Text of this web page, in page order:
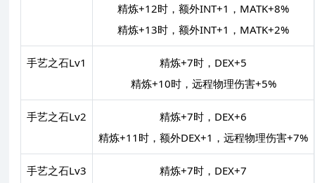
精炼+12时，额外INT+1，MATK+8%
精炼+13时，额外INT+1，MATK+2%
手艺之石Lv1
精炼+7时，DEX+5
精炼+10时，远程物理伤害+5%
手艺之石Lv2
精炼+7时，DEX+6
精炼+11时，额外DEX+1，远程物理伤害+7%
手艺之石Lv3
精炼+7时，DEX+7